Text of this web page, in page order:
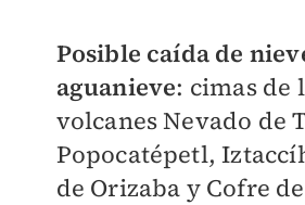
Posible caída de
aguanieve: cimas de
volcanes Nevado de
Popocatépetl,
de Orizaba y Cofre